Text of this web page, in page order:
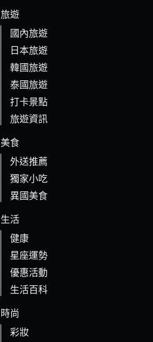
旅遊
國內旅遊
日本旅遊
韓國旅遊
泰國旅遊
打卡景點
旅遊資訊
美食
外送推薦
獨家小吃
異國美食
生活
健康
星座運勢
優惠活動
生活百科
時尚
彩妝